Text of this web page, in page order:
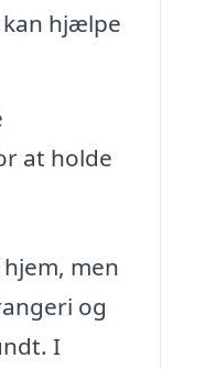
hjælpe
at holde
men
og
I